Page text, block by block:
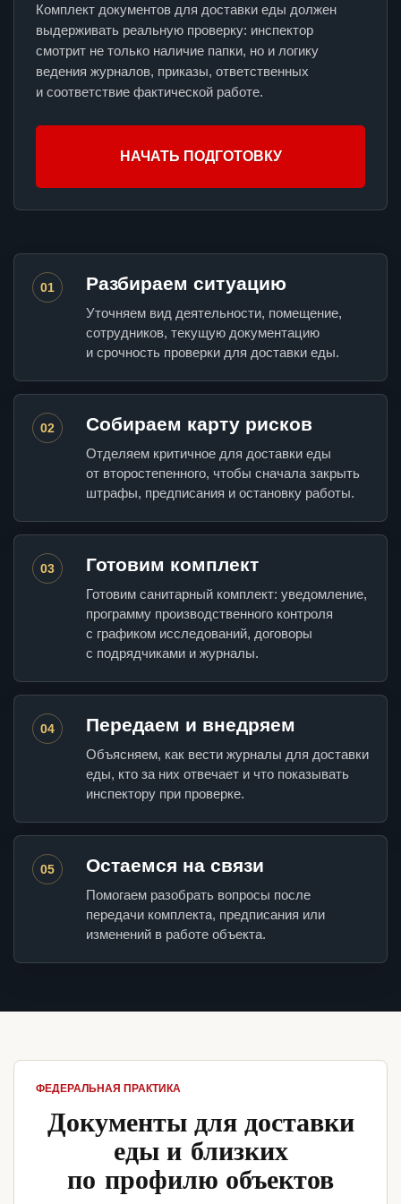
Комплект документов для доставки еды должен
выдерживать реальную проверку: инспектор
смотрит не только наличие папки, но и логику
ведения журналов, приказы, ответственных
и соответствие фактической работе.
НАЧАТЬ ПОДГОТОВКУ
01 Разбираем ситуацию
Уточняем вид деятельности, помещение,
сотрудников, текущую документацию
и срочность проверки для доставки еды.
02 Собираем карту рисков
Отделяем критичное для доставки еды
от второстепенного, чтобы сначала закрыть
штрафы, предписания и остановку работы.
03 Готовим комплект
Готовим санитарный комплект: уведомление,
программу производственного контроля
с графиком исследований, договоры
с подрядчиками и журналы.
04 Передаем и внедряем
Объясняем, как вести журналы для доставки
еды, кто за них отвечает и что показывать
инспектору при проверке.
05 Остаемся на связи
Помогаем разобрать вопросы после
передачи комплекта, предписания или
изменений в работе объекта.
ФЕДЕРАЛЬНАЯ ПРАКТИКА
Документы для доставки
еды и близких
по профилю объектов